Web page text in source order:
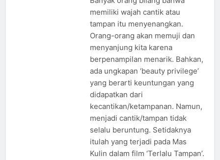
memiliki wajah cantik atau
tampan itu menyenangkan.
Orang-orang akan memuji dan
menyanjung kita karena
berpenampilan menarik. Bahkan,
ada ungkapan ‘beauty privilege’
yang berarti keuntungan yang
didapatkan dari
kecantikan/ketampanan. Namun,
menjadi cantik/tampan tidak
selalu beruntung. Setidaknya
itulah yang terjadi pada Mas
Kulin dalam film ‘Terlalu Tampan’.